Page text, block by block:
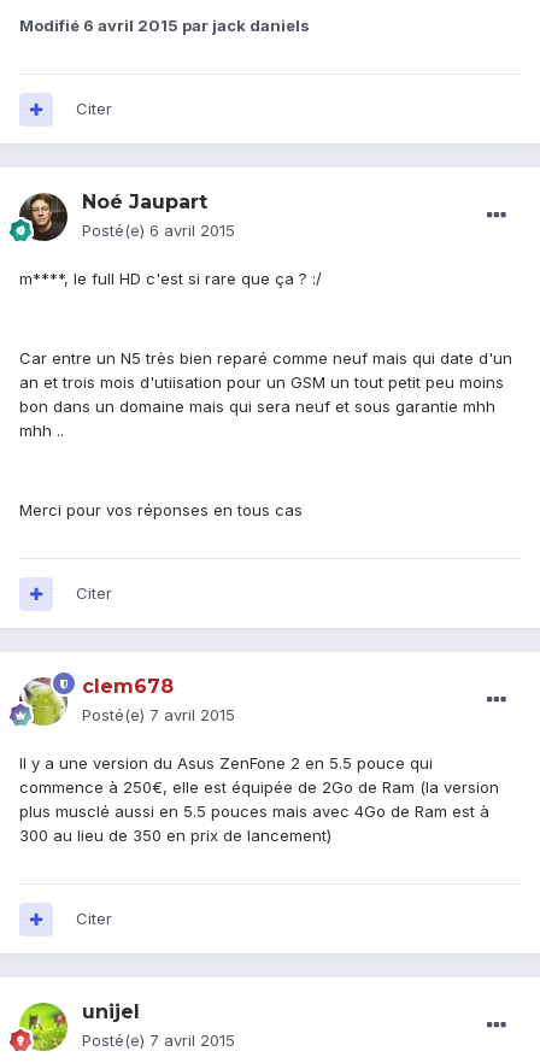
Modifié 6 avril 2015 par jack daniels
Citer
Noé Jaupart
Posté(e) 6 avril 2015
m****, le full HD c'est si rare que ça ? :/
Car entre un N5 très bien reparé comme neuf mais qui date d'un
an et trois mois d'utiisation pour un GSM un tout petit peu moins
bon dans un domaine mais qui sera neuf et sous garantie mhh
mhh ..
Merci pour vos réponses en tous cas
Citer
clem678
Posté(e) 7 avril 2015
Il y a une version du Asus ZenFone 2 en 5.5 pouce qui
commence à 250€, elle est équipée de 2Go de Ram (la version
plus musclé aussi en 5.5 pouces mais avec 4Go de Ram est à
300 au lieu de 350 en prix de lancement)
Citer
unijel
Posté(e) 7 avril 2015